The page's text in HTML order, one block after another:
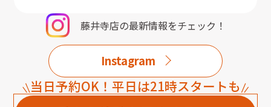
藤井寺店の最新情報をチェック！
Instagram
当日予約OK！平日は21時スタートも